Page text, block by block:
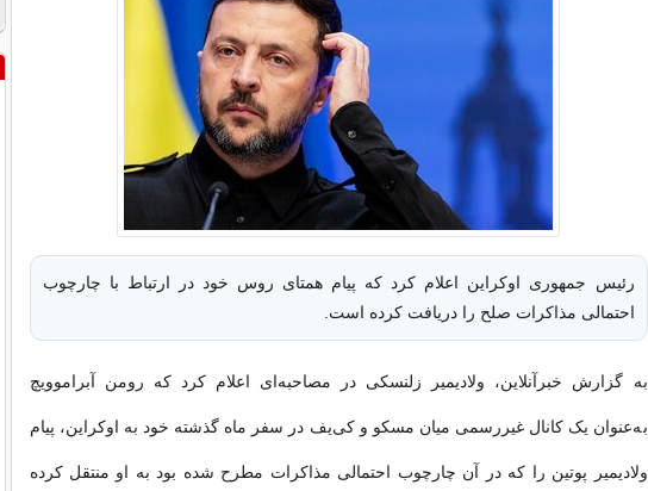
رئیس جمهوری اوکراین اعلام کرد که پیام همتای روس خود در ارتباط با چارچوب
احتمالی مذاکرات صلح را دریافت کرده است.
به گزارش خبرآنلاین، ولادیمیر زلنسکی در مصاحبه‌ای اعلام کرد که رومن آبراموویچ
به‌عنوان یک کانال غیررسمی میان مسکو و کی‌یف در سفر ماه گذشته خود به اوکراین، پیام
ولادیمیر پوتین را که در آن چارچوب احتمالی مذاکرات مطرح شده بود به او منتقل کرده